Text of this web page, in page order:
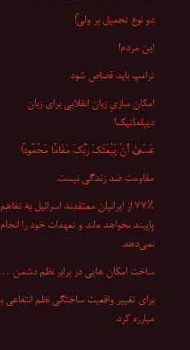
دو نوع تحمیل بر ولیّ!
این مردم!
ترامپ باید قصاص شود
امکان سازیِ زبان انقلابی برای زبان
دیپلماتیک!
عَسَىٰ أَنْ یَبْعَثَکَ رَبُّکَ مَقَامًا مَحْمُودًا
مقاومت ضد زندگی نیست.
۷۷٪ از ایرانیان معتقدند اسرائیل به
پایبند نخواهد ماند و تعهدات خود را انجام
نمی‌دهد.
ساخت امکان هایی در برابر نظم دشمن
برای تغییر واقعیت ساختگی نظم انتفاعی
مبارزه کرد.